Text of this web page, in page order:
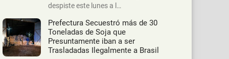
despiste este lunes a l…
Prefectura Secuestró más de 30
Toneladas de Soja que
Presuntamente iban a ser
Trasladadas Ilegalmente a Brasil